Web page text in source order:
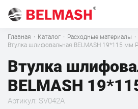
Главная · Каталог · Расходные материалы ·
Втулка шлифовальная BELMASH 19*115 мм
Втулка
BELMASH
Артикул: SV042A